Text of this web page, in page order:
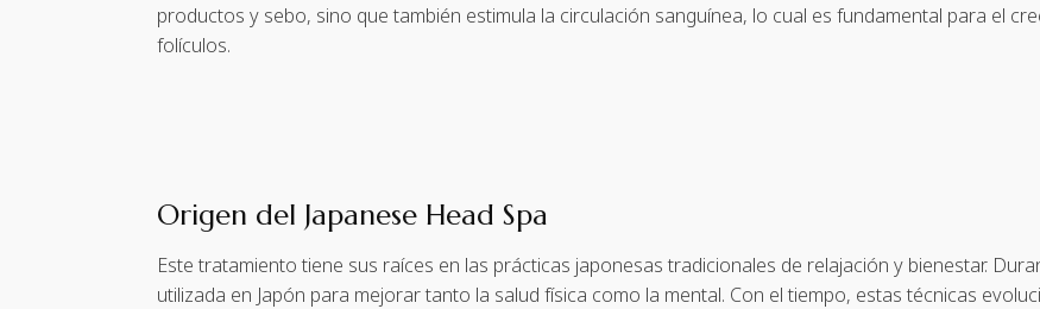
productos y sebo, sino que también estimula la circulación sanguínea, lo cual es fundamental para el
folículos.
Origen del Japanese Head Spa
Este tratamiento tiene sus raíces en las prácticas japonesas tradicionales de relajación y bienestar.
utilizada en Japón para mejorar tanto la salud física como la mental. Con el tiempo, estas técnicas